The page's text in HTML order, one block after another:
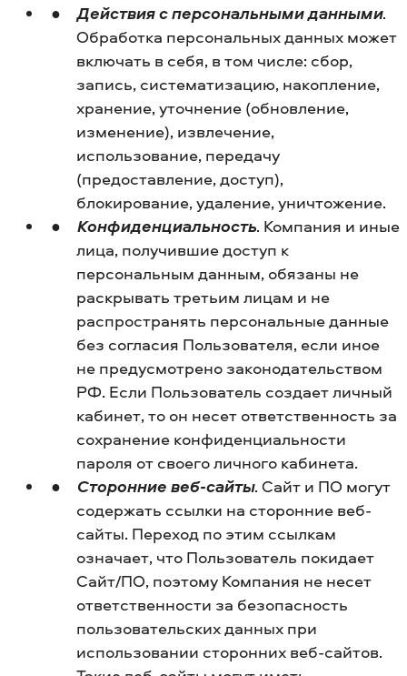
Действия с персональными данными.
Обработка персональных данных может
включать в себя, в том числе: сбор,
запись, систематизацию, накопление,
хранение, уточнение (обновление,
изменение), извлечение,
использование, передачу
(предоставление, доступ),
блокирование, удаление, уничтожение.
Конфиденциальность. Компания и иные
лица, получившие доступ к
персональным данным, обязаны не
раскрывать третьим лицам и не
распространять персональные данные
без согласия Пользователя, если иное
не предусмотрено законодательством
РФ. Если Пользователь создает личный
кабинет, то он несет ответственность за
сохранение конфиденциальности
пароля от своего личного кабинета.
Сторонние веб-сайты. Сайт и ПО могут
содержать ссылки на сторонние веб-
сайты. Переход по этим ссылкам
означает, что Пользователь покидает
Сайт/ПО, поэтому Компания не несет
ответственности за безопасность
пользовательских данных при
использовании сторонних веб-сайтов.